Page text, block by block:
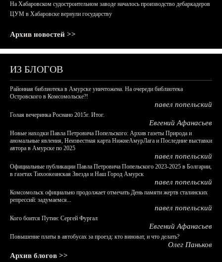
На Хабаровском судостроительном заводе началось производство дебаркадеров
ЦУМ в Хабаровске вернули государству
Архив новостей >>
ИЗ БЛОГОВ
Районная библиотека в Амурске уничтожена. На очереди библиотека
Островского в Комсомольске?!
павел попельский
Голая вечеринка Роснано 2015г. Итог.
Евгений Афанасьев
Новые находки Павла Петровича Попельского: Архив газеты Природа и
аномальные явления, Неизвестная карта НижнеАмурЛага и Последние выставки
автора в Амурске по 2025
павел попельский
Официальные публикации Павла Петровича Попельского 2023-2025 в Болгарии,
в газетах Тихоокеанская Звезда и Наш Город Амурск
павел попельский
Комсомольск официально продолжает отмечать День памяти жертв сталинских
репрессий: задумаемся...
павел попельский
Кого боится Путин: Сергей Фургал
Евгений Афанасьев
Повышение платы в автобусах за проезд: кто виноват, и что делать?
Олег Паньков
Архив блогов >>